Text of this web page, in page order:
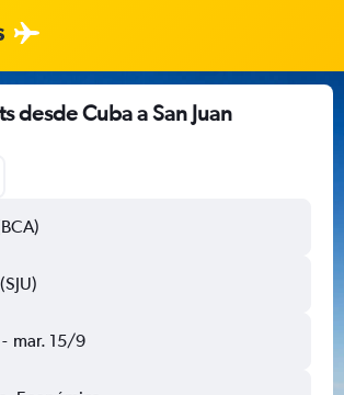
desde Cuba a San Juan
- mar. 15/9